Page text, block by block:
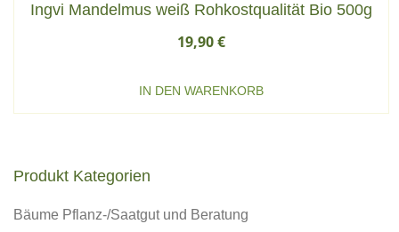
Ingvi Mandelmus weiß Rohkostqualität Bio 500g
19,90€
IN DEN WARENKORB
Produkt Kategorien
Bäume Pflanz-/Saatgut und Beratung